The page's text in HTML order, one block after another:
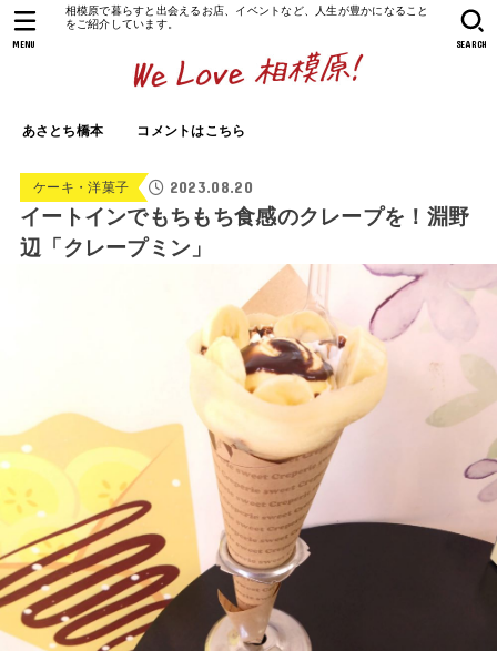
相模原で暮らすと出会えるお店、イベントなど、人生が豊かになること
をご紹介しています。
あさとち橋本 コメントはこちら
SEARCH
MENU
ケーキ・洋菓子 2023.08.20
イートインでもちもち食感のクレープを！淵野
辺「クレープミン」